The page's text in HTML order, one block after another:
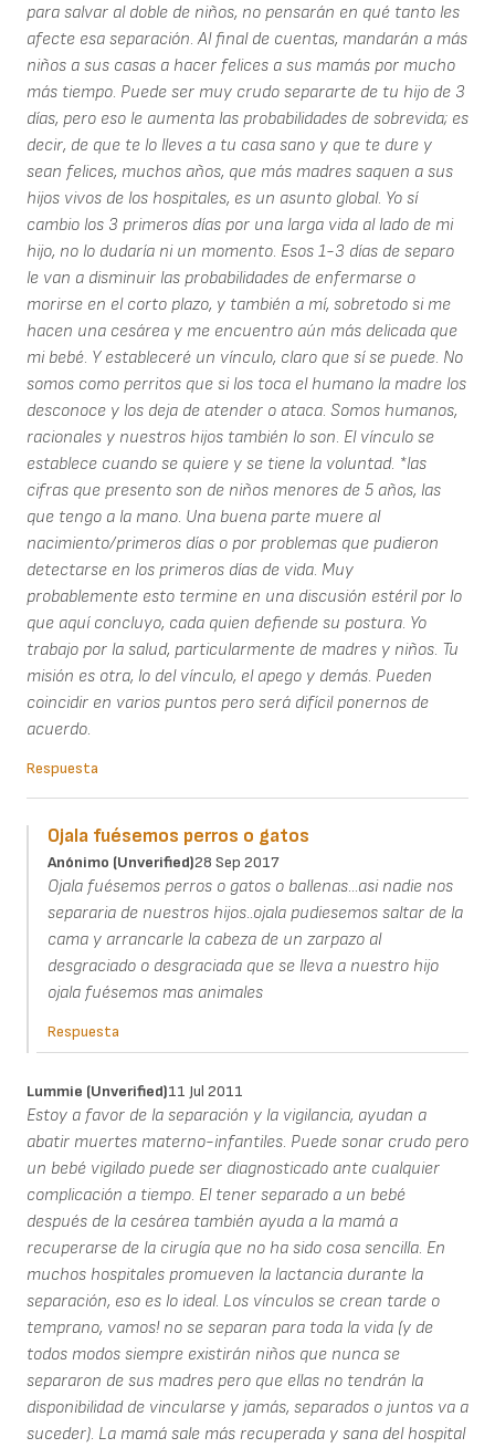
para salvar al doble de niños, no pensarán en qué tanto les
afecte esa separación. Al final de cuentas, mandarán a más
niños a sus casas a hacer felices a sus mamás por mucho
más tiempo. Puede ser muy crudo separarte de tu hijo de 3
días, pero eso le aumenta las probabilidades de sobrevida; es
decir, de que te lo lleves a tu casa sano y que te dure y
sean felices, muchos años, que más madres saquen a sus
hijos vivos de los hospitales, es un asunto global. Yo sí
cambio los 3 primeros días por una larga vida al lado de mi
hijo, no lo dudaría ni un momento. Esos 1-3 días de separo
le van a disminuir las probabilidades de enfermarse o
morirse en el corto plazo, y también a mí, sobretodo si me
hacen una cesárea y me encuentro aún más delicada que
mi bebé. Y estableceré un vínculo, claro que sí se puede. No
somos como perritos que si los toca el humano la madre los
desconoce y los deja de atender o ataca. Somos humanos,
racionales y nuestros hijos también lo son. El vínculo se
establece cuando se quiere y se tiene la voluntad. *las
cifras que presento son de niños menores de 5 años, las
que tengo a la mano. Una buena parte muere al
nacimiento/primeros días o por problemas que pudieron
detectarse en los primeros días de vida. Muy
probablemente esto termine en una discusión estéril por lo
que aquí concluyo, cada quien defiende su postura. Yo
trabajo por la salud, particularmente de madres y niños. Tu
misión es otra, lo del vínculo, el apego y demás. Pueden
coincidir en varios puntos pero será difícil ponernos de
acuerdo.
Respuesta
Ojala fuésemos perros o gatos
Anónimo (unverified)28 Sep 2017
Ojala fuésemos perros o gatos o ballenas...asi nadie nos
separaria de nuestros hijos..ojala pudiesemos saltar de la
cama y arrancarle la cabeza de un zarpazo al
desgraciado o desgraciada que se lleva a nuestro hijo
ojala fuésemos mas animales
Respuesta
Lummie (unverified)11 Jul 2011
Estoy a favor de la separación y la vigilancia, ayudan a
abatir muertes materno-infantiles. Puede sonar crudo pero
un bebé vigilado puede ser diagnosticado ante cualquier
complicación a tiempo. El tener separado a un bebé
después de la cesárea también ayuda a la mamá a
recuperarse de la cirugía que no ha sido cosa sencilla. En
muchos hospitales promueven la lactancia durante la
separación, eso es lo ideal. Los vínculos se crean tarde o
temprano, vamos! no se separan para toda la vida (y de
todos modos siempre existirán niños que nunca se
separaron de sus madres pero que ellas no tendrán la
disponibilidad de vincularse y jamás, separados o juntos va a
suceder). La mamá sale más recuperada y sana del hospital